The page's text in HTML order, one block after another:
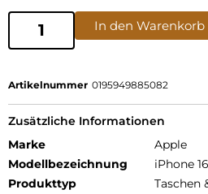
In den Warenkorb
Artikelnummer 0195949885082
Zusätzliche Informationen
Marke
Apple
Modellbezeichnung
iPhone
Produkttyp
Taschen